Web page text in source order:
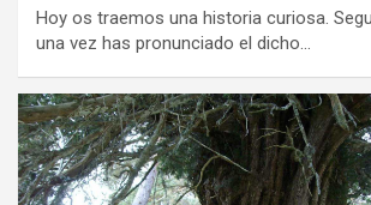
Hoy os traemos una historia curiosa.
una vez has pronunciado el dicho…